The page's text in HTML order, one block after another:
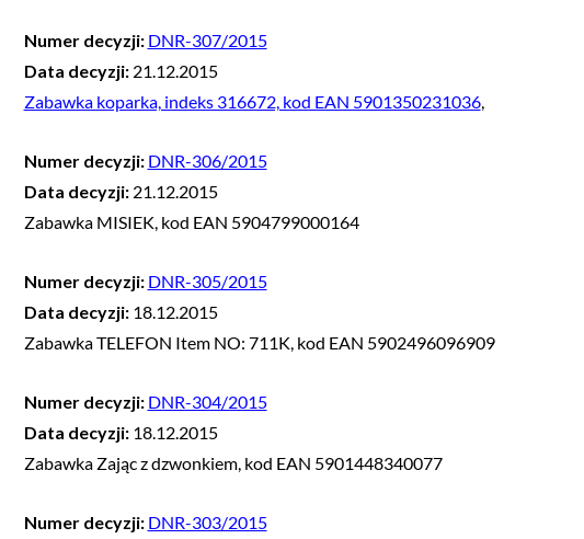
Numer decyzji: DNR-307/2015
Data decyzji: 21.12.2015
Zabawka koparka, indeks 316672, kod EAN 5901350231036,
Numer decyzji: DNR-306/2015
Data decyzji: 21.12.2015
Zabawka MISIEK, kod EAN 5904799000164
Numer decyzji: DNR-305/2015
Data decyzji: 18.12.2015
Zabawka TELEFON Item NO: 711K, kod EAN 5902496096909
Numer decyzji: DNR-304/2015
Data decyzji: 18.12.2015
Zabawka Zając z dzwonkiem, kod EAN 5901448340077
Numer decyzji: DNR-303/2015